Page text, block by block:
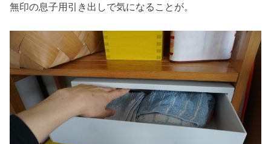
無印の息子用引き出しで気になることが。